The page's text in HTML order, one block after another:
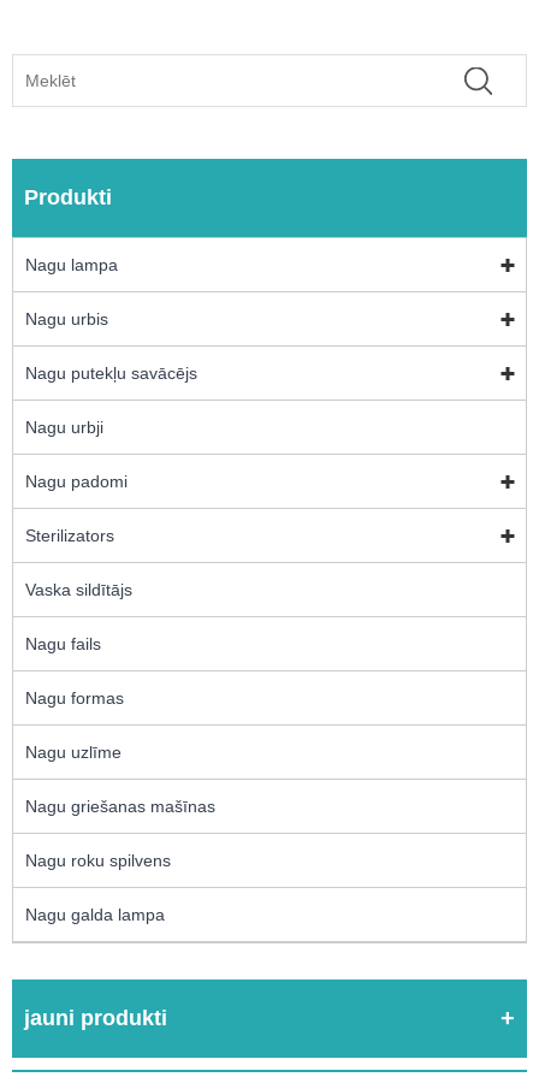
Produkti
Nagu lampa
Nagu urbis
Nagu putekļu savācējs
Nagu urbji
Nagu padomi
Sterilizators
Vaska sildītājs
Nagu fails
Nagu formas
Nagu uzlīme
Nagu griešanas mašīnas
Nagu roku spilvens
Nagu galda lampa
jauni produkti